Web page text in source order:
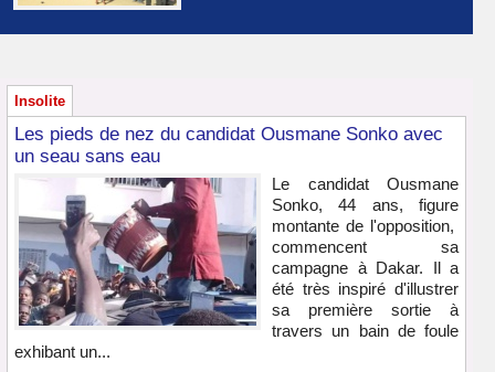
Insolite
Les pieds de nez du candidat Ousmane Sonko avec
un seau sans eau
Le candidat Ousmane
Sonko, 44 ans, figure
montante de l'opposition,
commencent sa
campagne à Dakar. Il a
été très inspiré d'illustrer
sa première sortie à
travers un bain de foule
exhibant un...